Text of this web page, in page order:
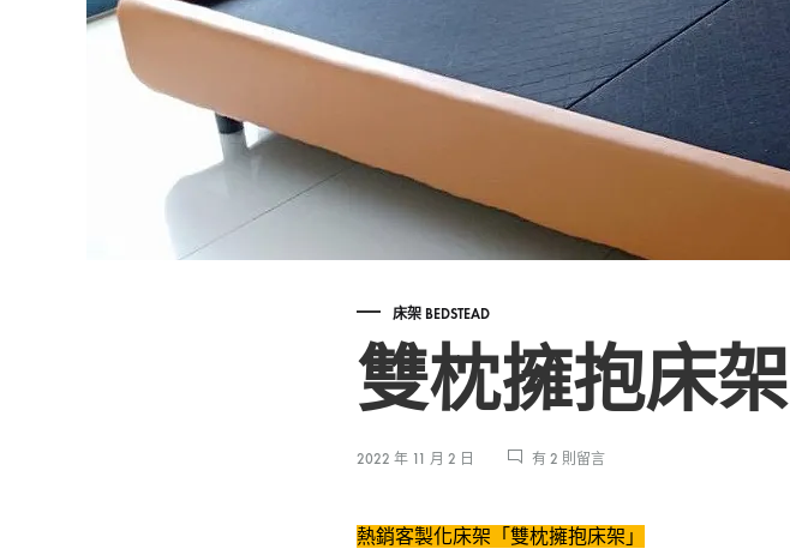
床架 BEDSTEAD
雙枕擁抱床架
2022 年 11 月 2 日
在
擁
有 2 則留言
熱銷客製化床架「雙枕擁抱床架」